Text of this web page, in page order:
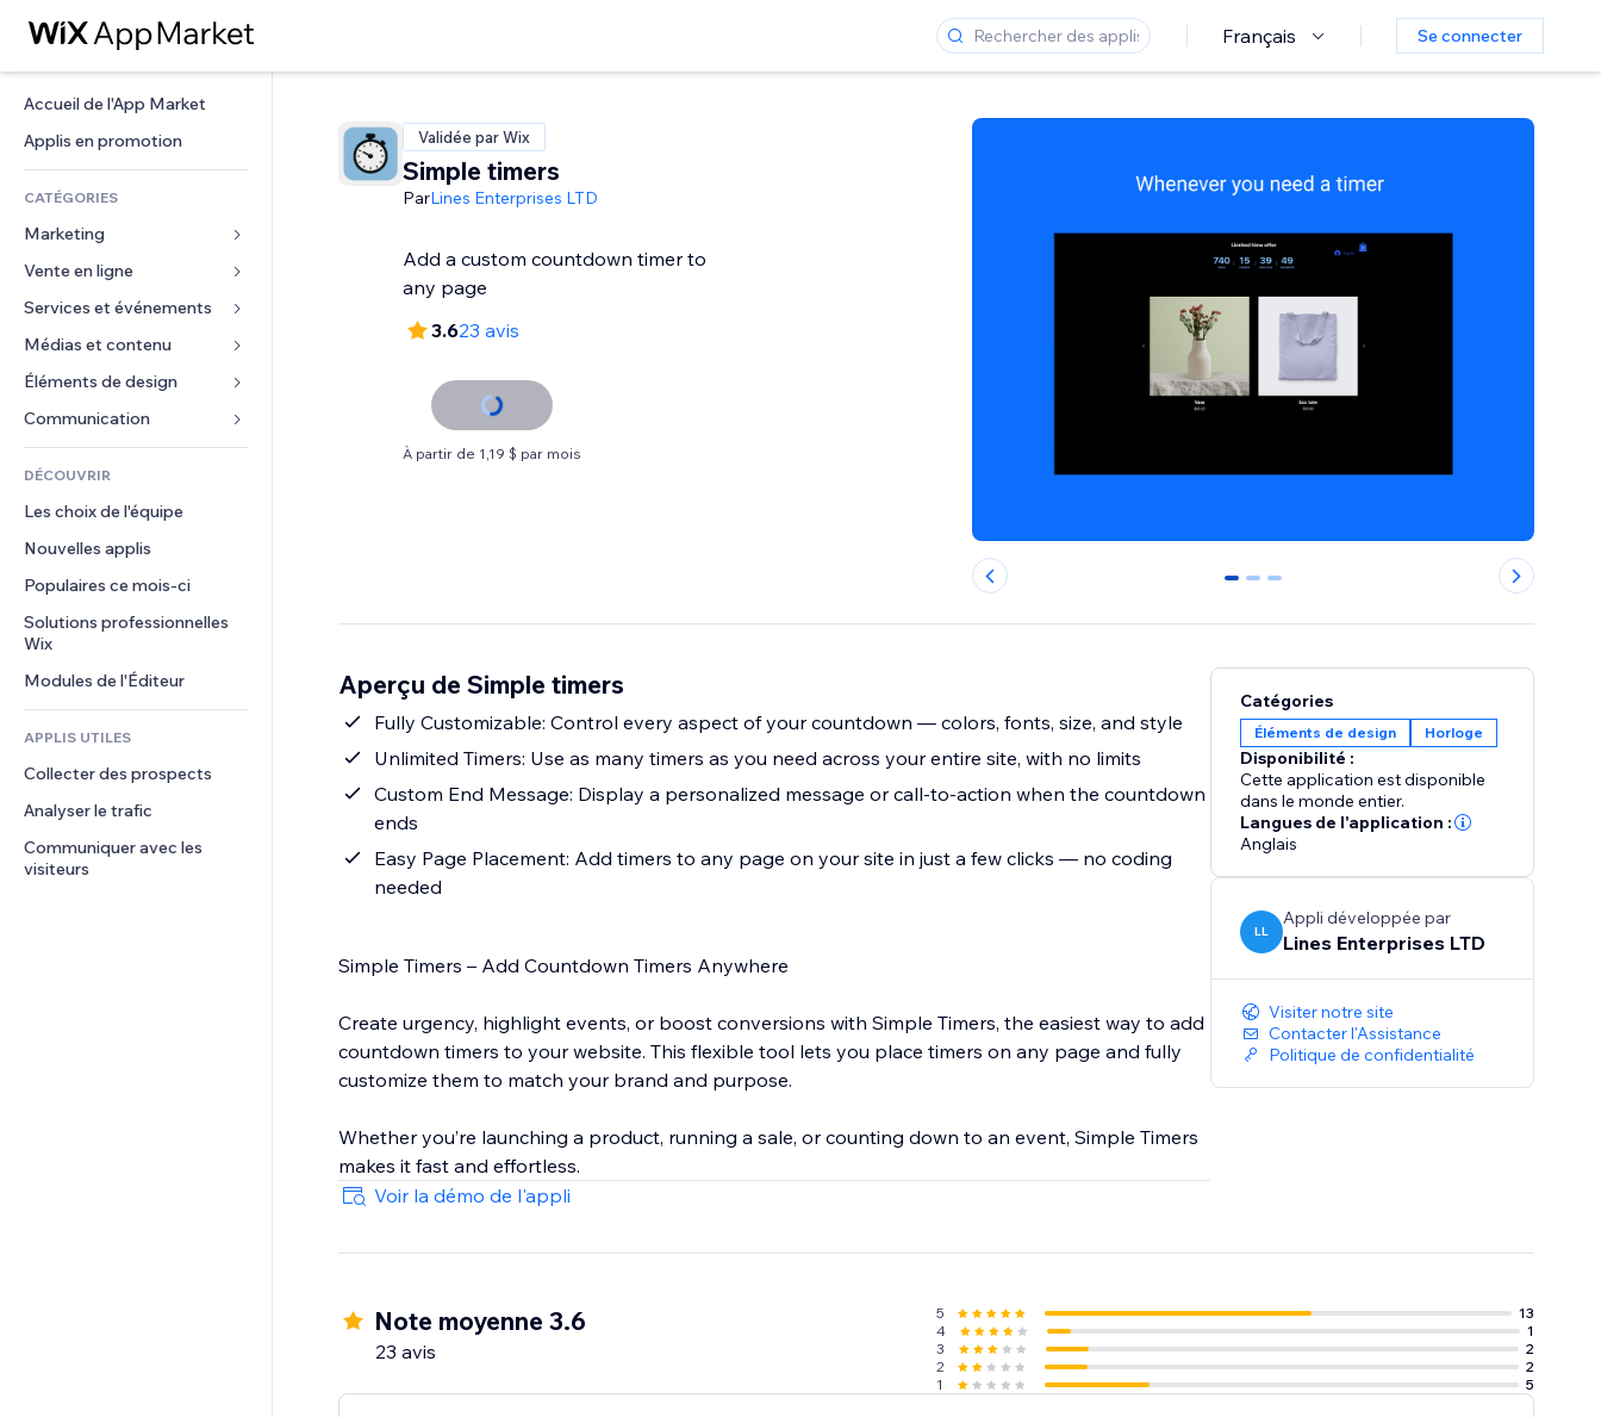
Français Se connecter
Accueil de l'App Market
Applis en promotion
CATÉGORIES
Marketing
Publicités
Mobile
Données analytiques
Réseaux sociaux
Classement de sites
E-mail
Vente en ligne
Applis pour les boutiques
Expédition et livraison
Boutons Vente
Comptabilité
Coupons et fidélisation
Solutions d'entreposage
Financement participatif
Alimentation et boissons
Services et événements
Hôtels
Événements
Restaurants
Immobilier
Réservations
Médias et contenu
Galerie
Musique
Podcasts
Photographie
Vidéo
PDF
Partage de fichiers
Actualités
Services de contenu
Effets de texte
Éléments de design
Cartes et navigation
Confidentialité
Horloge
Modèles de pages
Effets sur images
Boutons et menus
Bannières et badges
Calculateurs
Rechercher
Formulaires
Sondages
Chat
Commentaires
Téléphone
Communauté
Avis et commentaires
DÉCOUVRIR
Les choix de l'équipe
Nouvelles applis
Populaires ce mois‑ci
Solutions professionnelles
Wix
Modules de l'Éditeur
APPLIS UTILES
Collecter des prospects
Analyser le trafic
Communiquer avec les
visiteurs
Validée par Wix
Simple timers
ParLines Enterprises LTD
Add a custom countdown timer to
any page
3.623 avis
À partir de 1,19 $ par mois
0 1 2
Aperçu de Simple timers
Fully Customizable: Control every aspect of your countdown — colors, fonts, size, and style
Unlimited Timers: Use as many timers as you need across your entire site, with no limits
Custom End Message: Display a personalized message or call-to-action when the countdown
ends
Easy Page Placement: Add timers to any page on your site in just a few clicks — no coding
needed
Simple Timers – Add Countdown Timers Anywhere
Create urgency, highlight events, or boost conversions with Simple Timers, the easiest way to add
countdown timers to your website. This flexible tool lets you place timers on any page and fully
customize them to match your brand and purpose.
Whether you’re launching a product, running a sale, or counting down to an event, Simple Timers
makes it fast and effortless.
Voir la démo de l'appli
Catégories
Éléments de design Horloge
Disponibilité :
Cette application est disponible
dans le monde entier.
Langues de l'application :
Anglais
LL
Appli développée par
Lines Enterprises LTD
Visiter notre site
Contacter l'Assistance
Politique de confidentialité
Note moyenne 3.6
23 avis
5
13
4
1
3
2
2
2
1
5